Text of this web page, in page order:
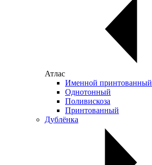
Атлас
Именной принтованный
Однотонный
Поливискоза
Принтованный
Дублёнка